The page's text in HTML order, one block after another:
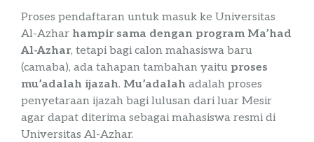
Proses pendaftaran untuk masuk ke Universitas
Al-Azhar hampir sama dengan program Ma’had
Al-Azhar, tetapi bagi calon mahasiswa baru
(camaba), ada tahapan tambahan yaitu proses
mu’adalah ijazah. Mu’adalah adalah proses
penyetaraan ijazah bagi lulusan dari luar Mesir
agar dapat diterima sebagai mahasiswa resmi di
Universitas Al-Azhar.